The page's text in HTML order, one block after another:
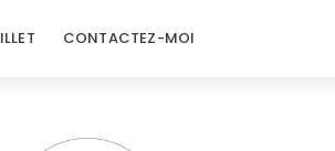
CONTACTEZ-MOI